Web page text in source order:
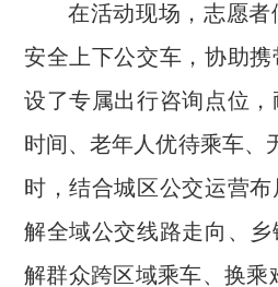
在活动现场 ，志愿者
安全上下公交车 ， 协助携
设了专属出行咨询点位
时间、老年人优待乘车、
时，结合城区公交运营
解全域公交线路走向、
解群众跨区域乘车、换乘